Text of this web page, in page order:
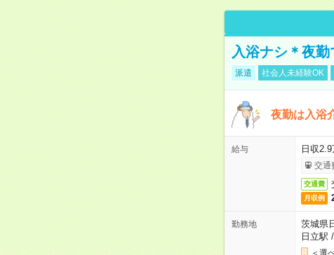
入浴ナシ＊夜
派遣 社会人未経験OK
夜勤は入浴
給与 日収
交通
交通費
月収例
勤務地
茨城県
日立駅 /
＜選